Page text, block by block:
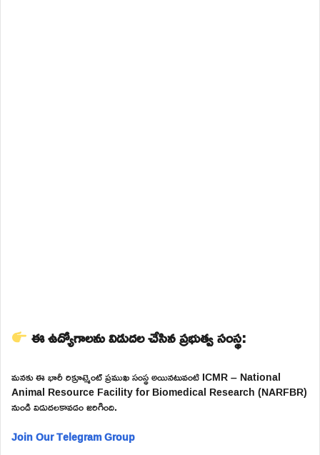
ఈ ఉద్యోగాలను విడుదల చేసిన ప్రభుత్వ సంస్థ:
మనకు ఈ భారీ రిక్రూట్మెంట్ ప్రముఖ సంస్థ అయినటువంటి ICMR – National
Animal Resource Facility for Biomedical Research (NARFBR)
నుండి విడుదలకావడం జరిగింది.
Join Our Telegram Group